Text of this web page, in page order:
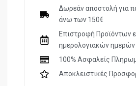
Πιστοποίηση αδιαβροχοποίησης:
Θερμοκρασία αποθήκευσης: -40°C
Διαστάσεις: 39 x 100 x 62 mm
Δωρεάν αποστολή για
άνω των 150€
Επιστροφή Προϊόντων
ημερολογιακών ημερών
100% Ασφαλείς
Αποκλειστικές